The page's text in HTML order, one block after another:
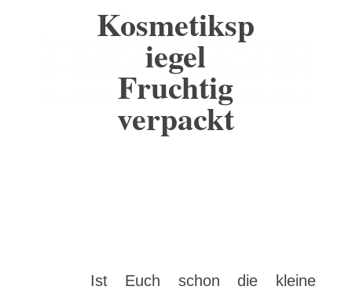
Kosmetiksp
iegel
Fruchtig
verpackt
Ist Euch schon die kleine